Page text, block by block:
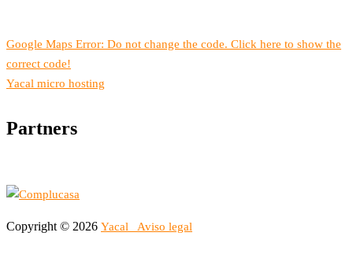
Google Maps Error: Do not change the code. Click here to show the
correct code!
Yacal micro hosting
Partners
Copyright © 2026 Yacal Aviso legal